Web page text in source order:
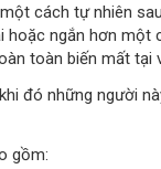
cách tự nhiên
ngắn hơn một
toàn biến mất tại
đó những người
gồm: